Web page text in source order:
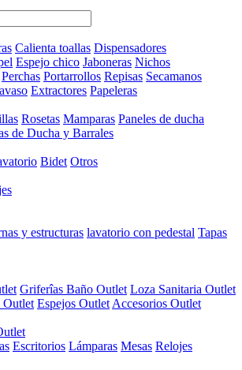
Calienta toallas Dispensadores
Espejo chico Jaboneras Nichos
Perchas Portarrollos Repisas Secamanos
Extractores Papeleras
Rosetas Mamparas Paneles de ducha
de Ducha y Barrales
Bidet Otros
y estructuras lavatorio con pedestal Tapas
Griferîas Baño Outlet Loza Sanitaria Outlet
Outlet Espejos Outlet Accesorios Outlet
Escritorios Lámparas Mesas Relojes